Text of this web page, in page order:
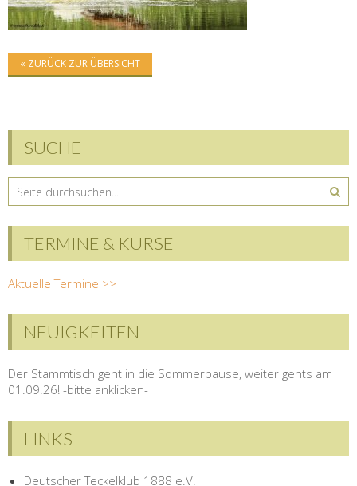
« ZURÜCK ZUR ÜBERSICHT
SUCHE
TERMINE & KURSE
Aktuelle Termine >>
NEUIGKEITEN
Der Stammtisch geht in die Sommerpause, weiter gehts am
01.09.26! -bitte anklicken-
LINKS
Deutscher Teckelklub 1888 e.V.